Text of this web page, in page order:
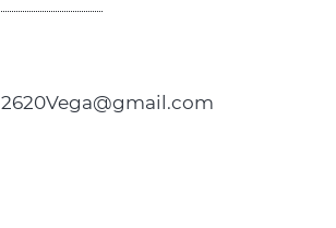
2620Vega@gmail.com